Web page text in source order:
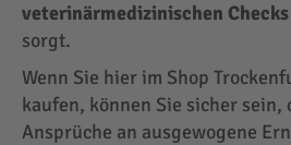
veterinärmedizinischen Checks
sorgt.
Wenn Sie hier im Shop
kaufen, können Sie sicher sein,
Ansprüche an ausgewogene